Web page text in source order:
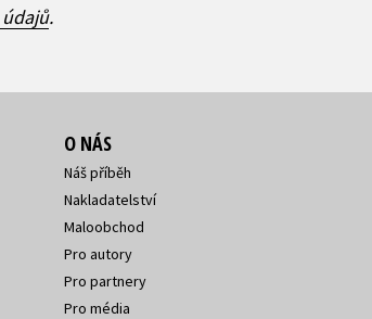
.
O NÁS
Náš příběh
Nakladatelství
Maloobchod
Pro autory
Pro partnery
Pro média